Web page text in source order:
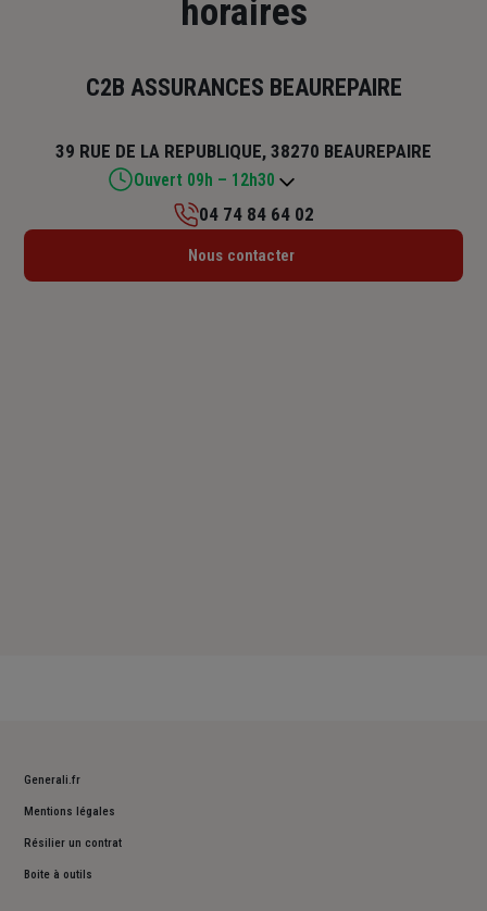
horaires
C2B ASSURANCES BEAUREPAIRE
39 RUE DE LA REPUBLIQUE, 38270 BEAUREPAIRE
Ouvert 09h – 12h30
Lundi : 09h – 12h30 / 13h30 – 17h
04 74 84 64 02
Nous contacter
Generali.fr
Mentions légales
Résilier un contrat
Boite à outils